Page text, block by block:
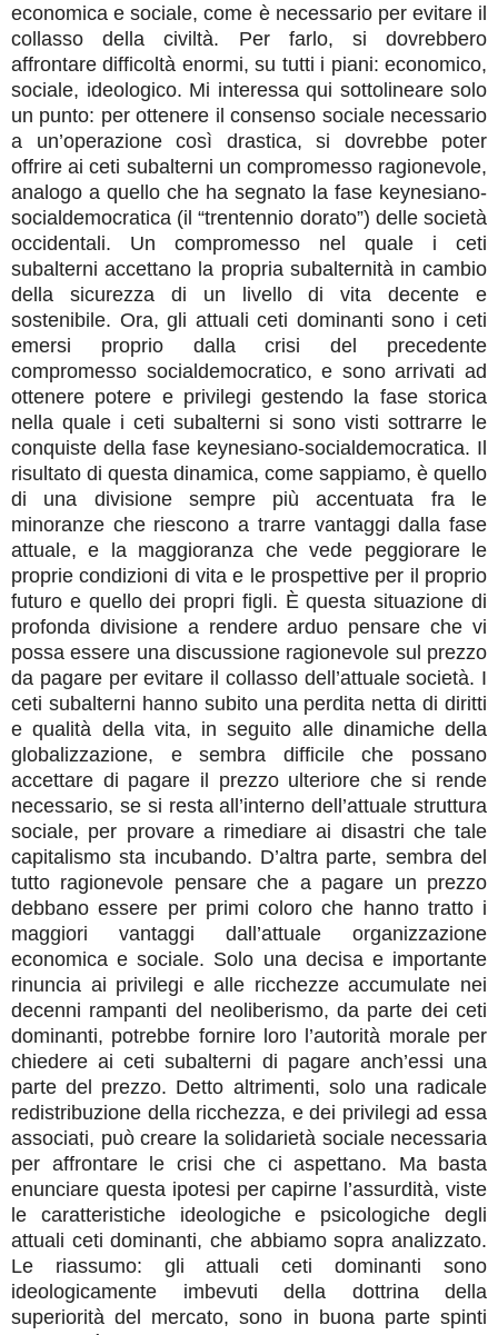
economica e sociale, come è necessario per evitare il
collasso della civiltà. Per farlo, si dovrebbero
affrontare difficoltà enormi, su tutti i piani: economico,
sociale, ideologico. Mi interessa qui sottolineare solo
un punto: per ottenere il consenso sociale necessario
a un’operazione così drastica, si dovrebbe poter
offrire ai ceti subalterni un compromesso ragionevole,
analogo a quello che ha segnato la fase keynesiano-
socialdemocratica (il “trentennio dorato”) delle società
occidentali. Un compromesso nel quale i ceti
subalterni accettano la propria subalternità in cambio
della sicurezza di un livello di vita decente e
sostenibile. Ora, gli attuali ceti dominanti sono i ceti
emersi proprio dalla crisi del precedente
compromesso socialdemocratico, e sono arrivati ad
ottenere potere e privilegi gestendo la fase storica
nella quale i ceti subalterni si sono visti sottrarre le
conquiste della fase keynesiano-socialdemocratica. Il
risultato di questa dinamica, come sappiamo, è quello
di una divisione sempre più accentuata fra le
minoranze che riescono a trarre vantaggi dalla fase
attuale, e la maggioranza che vede peggiorare le
proprie condizioni di vita e le prospettive per il proprio
futuro e quello dei propri figli. È questa situazione di
profonda divisione a rendere arduo pensare che vi
possa essere una discussione ragionevole sul prezzo
da pagare per evitare il collasso dell’attuale società. I
ceti subalterni hanno subito una perdita netta di diritti
e qualità della vita, in seguito alle dinamiche della
globalizzazione, e sembra difficile che possano
accettare di pagare il prezzo ulteriore che si rende
necessario, se si resta all’interno dell’attuale struttura
sociale, per provare a rimediare ai disastri che tale
capitalismo sta incubando. D’altra parte, sembra del
tutto ragionevole pensare che a pagare un prezzo
debbano essere per primi coloro che hanno tratto i
maggiori vantaggi dall’attuale organizzazione
economica e sociale. Solo una decisa e importante
rinuncia ai privilegi e alle ricchezze accumulate nei
decenni rampanti del neoliberismo, da parte dei ceti
dominanti, potrebbe fornire loro l’autorità morale per
chiedere ai ceti subalterni di pagare anch’essi una
parte del prezzo. Detto altrimenti, solo una radicale
redistribuzione della ricchezza, e dei privilegi ad essa
associati, può creare la solidarietà sociale necessaria
per affrontare le crisi che ci aspettano. Ma basta
enunciare questa ipotesi per capirne l’assurdità, viste
le caratteristiche ideologiche e psicologiche degli
attuali ceti dominanti, che abbiamo sopra analizzato.
Le riassumo: gli attuali ceti dominanti sono
ideologicamente imbevuti della dottrina della
superiorità del mercato, sono in buona parte spinti